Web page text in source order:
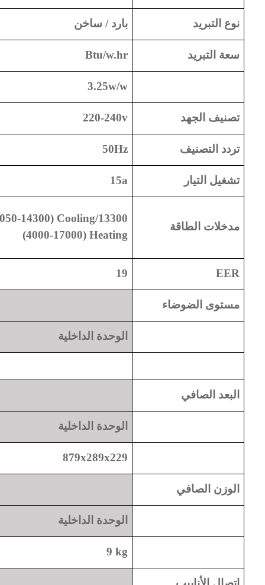
نوع التبريد بارد / ساخن
سعة التبريد Btu/w.hr
3.25w/w
تصنيف الجهد 220-240v
تردد التصنيف 50Hz
تشغيل التيار 15a
مدخلات الطاقة
14300) Cooling/13300
(4000-17000) Heating
EER
19
مستوى الضوضاء
الوحدة الداخلية
البعد الصافي
الوحدة الداخلية
879x289x229
الوزن الصافي
الوحدة الداخلية
9 kg